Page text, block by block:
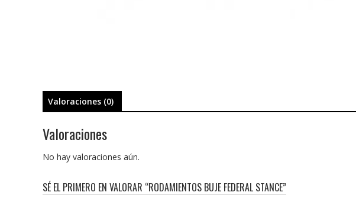
Valoraciones (0)
Valoraciones
No hay valoraciones aún.
SÉ EL PRIMERO EN VALORAR “RODAMIENTOS BUJE FEDERAL STANCE”